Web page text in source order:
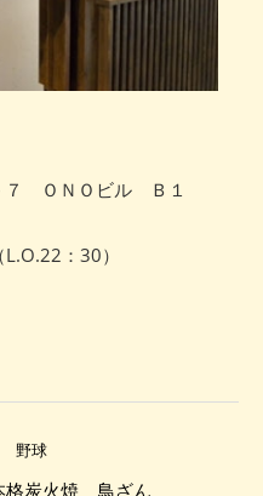
７ ＯＮＯビル Ｂ１
：30）
野球
格炭火焼 鳥ざん